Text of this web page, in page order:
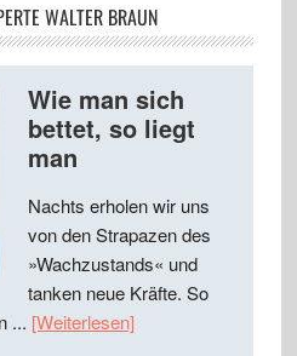
WALTER BRAUN
Wie man sich
bettet, so liegt
man
Nachts erholen wir uns
von den Strapazen des
»Wachzustands« und
tanken neue Kräfte. So
... [Weiterlesen]